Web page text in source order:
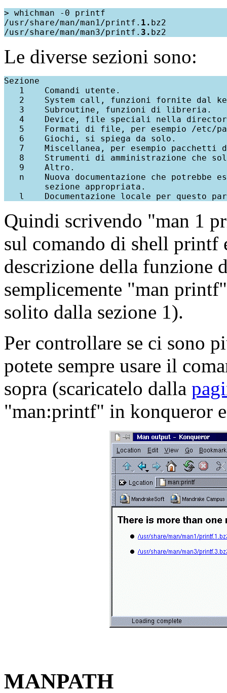
> whichman -0 printf
/usr/share/man/man1/printf. 1. bz2
/usr/share/man/man3/printf. 3.
Le diverse sezioni sono:
Sezione
   1    Comandi utente.
2    System call, funzioni fornite dal
   3    Subroutine, funzioni di libreria.
4    Device, file speciali nella
5    Formati di file, per esempio /etc/
   6    Giochi, si spiega da solo.
7    Miscellanea, per esempio pacchetti
8    Strumenti di amministrazione che
   9    Altro.
n    Nuova documentazione che potrebbe
        sezione appropriata.
Quindi scrivendo "man 1
sul comando di shell
descrizione della funzione
semplicemente "man
solito dalla sezione 1).
Per controllare se ci sono
potete sempre usare il
sopra (scaricatelo dalla
"man:printf" in konqueror
MANPATH